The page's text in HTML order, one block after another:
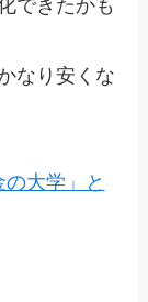
できたかも
なり安くな
大学」と